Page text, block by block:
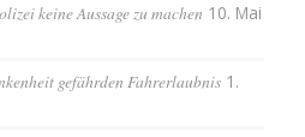
keine Aussage zu machen 10. Mai
gefährden Fahrerlaubnis 1.